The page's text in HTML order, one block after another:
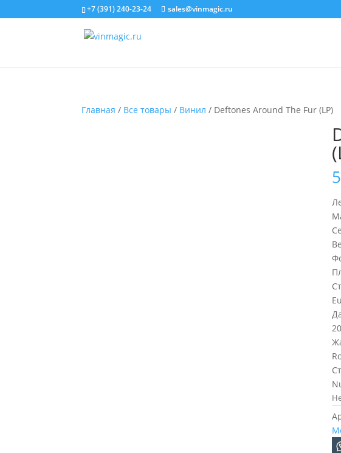
+7 (391) 240-23-24 sales@vinmagic.ru
Главная / Все товары / Винил / Deftones Around The Fur (LP)